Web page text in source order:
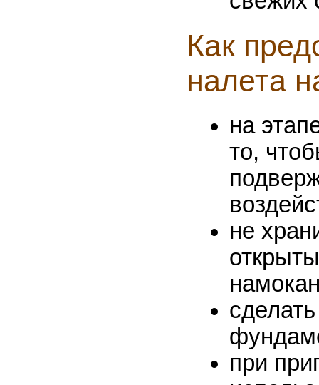
Как
налета
на
то,
не
при